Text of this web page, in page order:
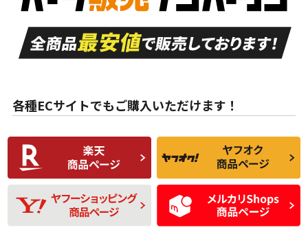
A
走行距離も少なく、
目立つ傷もほとんど
ない中古品
A
走行距離も少なく、
非常に状態の良い中
古品
な中古品
んどない中古品
C
比較的きれいな中古
品
C
られるが、使用に問
題のない中古品
D
使用感や目立つ傷が
あり、一般的な中古
品
D
残り溝も少なく、偏
磨耗がみられ、短期
間使用できるくらい
の中古品
各種ECサイトでもご購入いただけます！